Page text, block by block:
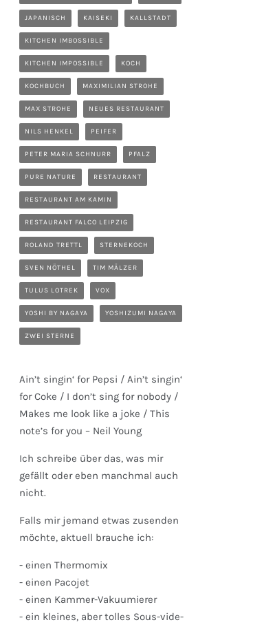
JAPANISCH KAISEKI KALLSTADT
KITCHEN IMBOSSIBLE
KITCHEN IMPOSSIBLE KOCH
KOCHBUCH MAXIMILIAN STROHE
MAX STROHE NEUES RESTAURANT
NILS HENKEL PEIFER
PETER MARIA SCHNURR PFALZ
PURE NATURE RESTAURANT
RESTAURANT AM KAMIN
RESTAURANT FALCO LEIPZIG
ROLAND TRETTL STERNEKOCH
SVEN NÖTHEL TIM MÄLZER
TULUS LOTREK VOX
YOSHI BY NAGAYA YOSHIZUMI NAGAYA
ZWEI STERNE
Ain’t singin‘ for Pepsi / Ain’t singin‘
for Coke / I don’t sing for nobody /
Makes me look like a joke / This
note’s for you – Neil Young
Ich schreibe über das, was mir
gefällt oder eben manchmal auch
nicht.
Falls mir jemand etwas zusenden
möchte, aktuell brauche ich:
- einen Thermomix
- einen Pacojet
- einen Kammer-Vakuumierer
- ein kleines, aber tolles Sous-vide-